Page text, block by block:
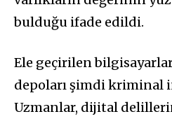
bulduğu ifade edildi.
Ele geçirilen
depoları şimdi kriminal
Uzmanlar, dijital